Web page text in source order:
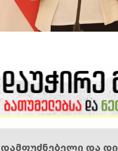
დამფუძნებელი და